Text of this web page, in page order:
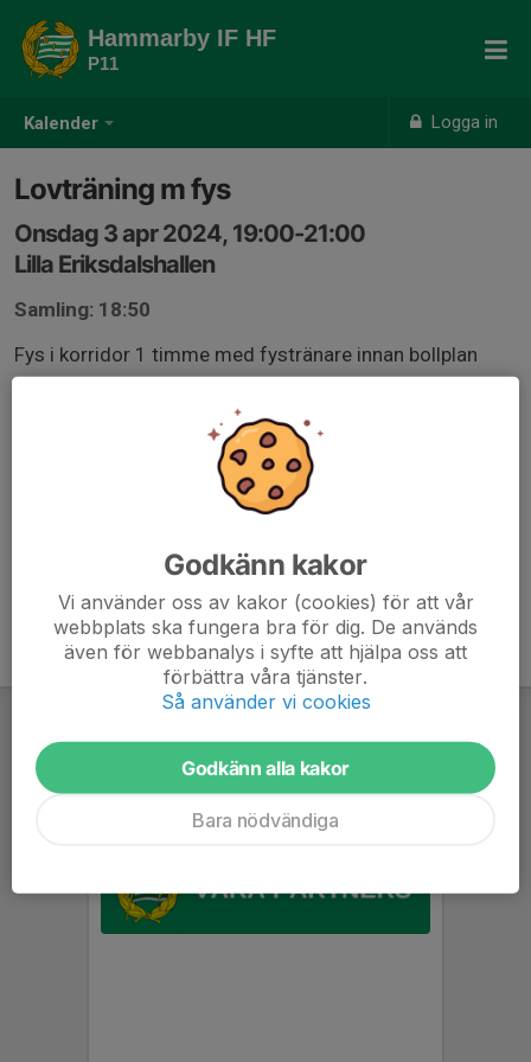
Kalender Logga in
Hammarby IF HF
P11
Lovträning m fys
Onsdag 3 apr 2024, 19:00-21:00
Lilla Eriksdalshallen
Samling: 18:50
Fys i korridor 1 timme med fystränare innan bollplan
Godkänn kakor
Vi använder oss av kakor (cookies) för att vår
webbplats ska fungera bra för dig. De används
även för webbanalys i syfte att hjälpa oss att
förbättra våra tjänster.
Så använder vi cookies
Godkänn alla kakor
Bara nödvändiga